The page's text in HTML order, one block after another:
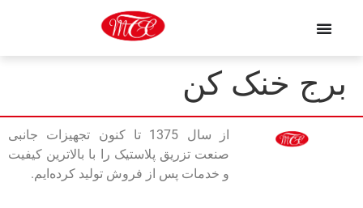
برج خنک کن
از سال 1375 تا کنون تجهیزات جانبی
صنعت تزریق پلاستیک را با بالاترین کیفیت
و خدمات پس از فروش تولید کرده‌ایم.